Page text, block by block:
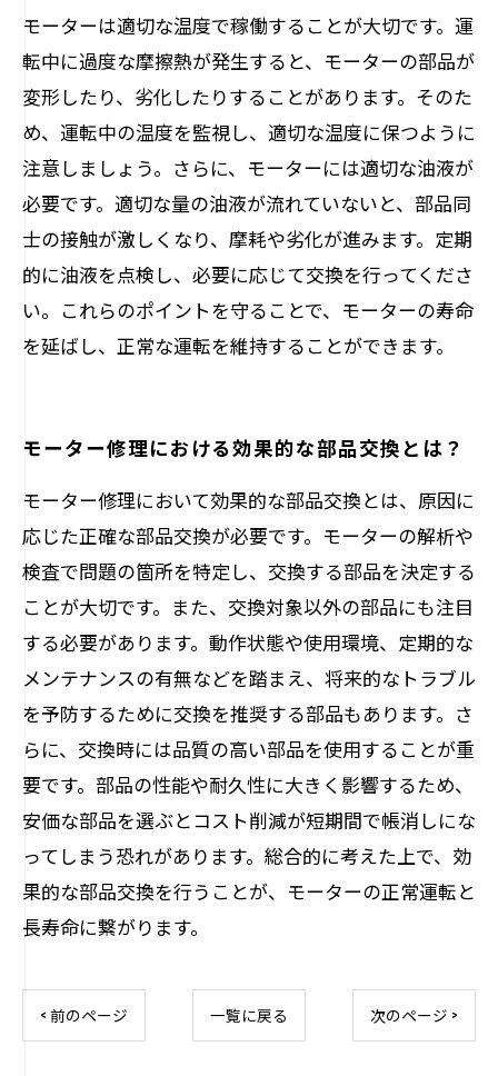
モーターは適切な温度で稼働することが大切です。運
転中に過度な摩擦熱が発生すると、モーターの部品が
変形したり、劣化したりすることがあります。そのた
め、運転中の温度を監視し、適切な温度に保つように
注意しましょう。さらに、モーターには適切な油液が
必要です。適切な量の油液が流れていないと、部品同
士の接触が激しくなり、摩耗や劣化が進みます。定期
的に油液を点検し、必要に応じて交換を行ってくださ
い。これらのポイントを守ることで、モーターの寿命
を延ばし、正常な運転を維持することができます。
モーター修理における効果的な部品交換とは？
モーター修理において効果的な部品交換とは、原因に
応じた正確な部品交換が必要です。モーターの解析や
検査で問題の箇所を特定し、交換する部品を決定する
ことが大切です。また、交換対象以外の部品にも注目
する必要があります。動作状態や使用環境、定期的な
メンテナンスの有無などを踏まえ、将来的なトラブル
を予防するために交換を推奨する部品もあります。さ
らに、交換時には品質の高い部品を使用することが重
要です。部品の性能や耐久性に大きく影響するため、
安価な部品を選ぶとコスト削減が短期間で帳消しにな
ってしまう恐れがあります。総合的に考えた上で、効
果的な部品交換を行うことが、モーターの正常運転と
長寿命に繋がります。
< 前のページ 一覧に戻る 次のページ >